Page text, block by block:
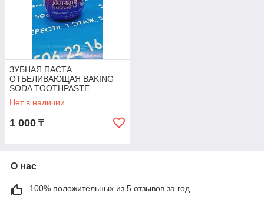
ЗУБНАЯ ПАСТА
ОТБЕЛИВАЮЩАЯ BAKING
SODA TOOTHPASTE
Нет в наличии
1 000 ₸
О нас
100% положительных из 5 отзывов за год